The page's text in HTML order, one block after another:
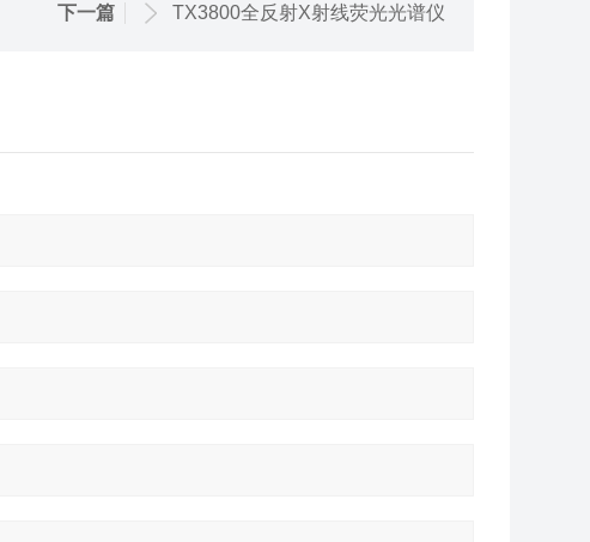
下一篇 TX3800全反射X射线荧光光谱仪